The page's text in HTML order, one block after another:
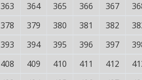
363 364 365 366 367
378 379 380 381 382
393 394 395 396 397
408 409 410 411 412